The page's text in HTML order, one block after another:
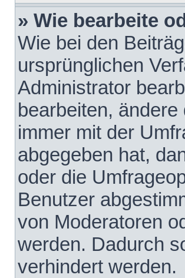
» Wie bearbeite
Wie bei den
ursprünglichen
Administrator
bearbeiten,
immer mit der
abgegeben hat,
oder die
Benutzer
von Moderatoren
werden. Dadurch
verhindert werden.